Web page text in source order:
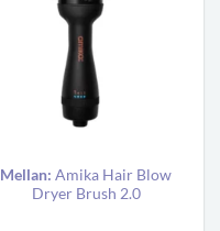
Mellan: Amika Hair Blow
Dryer Brush 2.0